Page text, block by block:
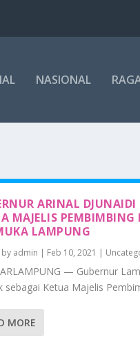
NASIONAL
ARINAL
MAJELIS PEMBIMBING
LAMPUNG
admin | Feb 10, 2021 |
— Gubernur
sebagai Ketua Majelis
MORE